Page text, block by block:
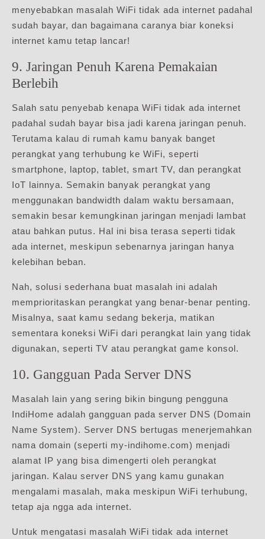
menyebabkan masalah WiFi tidak ada internet padahal
sudah bayar, dan bagaimana caranya biar koneksi
internet kamu tetap lancar!
9. Jaringan Penuh Karena Pemakaian
Berlebih
Salah satu penyebab kenapa WiFi tidak ada internet
padahal sudah bayar bisa jadi karena jaringan penuh.
Terutama kalau di rumah kamu banyak banget
perangkat yang terhubung ke WiFi, seperti
smartphone, laptop, tablet, smart TV, dan perangkat
IoT lainnya. Semakin banyak perangkat yang
menggunakan bandwidth dalam waktu bersamaan,
semakin besar kemungkinan jaringan menjadi lambat
atau bahkan putus. Hal ini bisa terasa seperti tidak
ada internet, meskipun sebenarnya jaringan hanya
kelebihan beban.
Nah, solusi sederhana buat masalah ini adalah
memprioritaskan perangkat yang benar-benar penting.
Misalnya, saat kamu sedang bekerja, matikan
sementara koneksi WiFi dari perangkat lain yang tidak
digunakan, seperti TV atau perangkat game konsol.
10. Gangguan Pada Server DNS
Masalah lain yang sering bikin bingung pengguna
IndiHome adalah gangguan pada server DNS (Domain
Name System). Server DNS bertugas menerjemahkan
nama domain (seperti my-indihome.com) menjadi
alamat IP yang bisa dimengerti oleh perangkat
jaringan. Kalau server DNS yang kamu gunakan
mengalami masalah, maka meskipun WiFi terhubung,
tetap aja ngga ada internet.
Untuk mengatasi masalah WiFi tidak ada internet